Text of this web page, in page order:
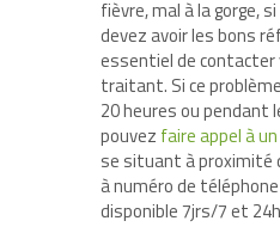
fièvre, mal à la gorge,
devez avoir les bons
essentiel de contacter
traitant. Si ce
20 heures ou pendant
pouvez faire appel à
se situant à proximité
à numéro de
disponible 7jrs/7 et